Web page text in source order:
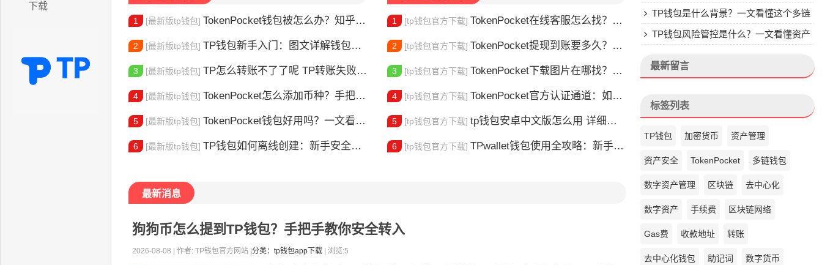
下载
1 [最新版tp钱包] TokenPocket钱包被怎么办？知乎大神防攻略
2 [最新版tp钱包] TP钱包新手入门：图文详解钱包使用方法
3 [最新版tp钱包] TP怎么转账不了了呢 TP转账失败？这5个原因最常见，一文解决你的转账焦虑
4 [最新版tp钱包] TokenPocket怎么添加币种？手把手教你自定义代币
5 [最新版tp钱包] TokenPocket钱包好用吗？一文看懂核心功能特点
6 [最新版tp钱包] TP钱包如何离线创建：新手安全上链指南
1 [tp钱包官方下载] TokenPocket在线客服怎么找？人工客服快速接入攻略
2 [tp钱包官方下载] TokenPocket提现到账要多久？别把钱包当银行，看完这篇就懂了
3 [tp钱包官方下载] TokenPocket下载图片在哪找？官方渠道最靠谱
4 [tp钱包官方下载] TokenPocket官方认证通道：如何找到真正的官方渠道
5 [tp钱包官方下载] tp钱包安卓中文版怎么用 详细安装教程
6 [tp钱包官方下载] TPwallet钱包使用全攻略：新手也能快速上手掌握
最新消息
狗狗币怎么提到TP钱包？手把手教你安全转入
2026-08-08 | 作者: TP钱包官方网站 | 分类：tp钱包app下载 | 浏览:5
楚TP钱包是什么背景？一文看懂这个多链
钱包的来头
TP钱包风险管控是什么？一文看懂资产
最新留言
标签列表
TP钱包 加密货币 资产管理
资产安全 TokenPocket 多链钱包
数字资产管理 区块链 去中心化
数字资产 手续费 区块链网络
Gas费 收款地址 转账
去中心化钱包 助记词 数字货币